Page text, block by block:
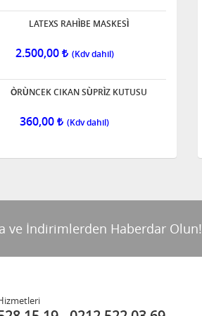
AKREP ( 1 ADEDİ )
24,00
KERTENKELELER ( 1
LATEXS RAHÌBE MASKESÌ
2.500,00
ÒRÙNCEK CIKAN SÙPRÌZ KUTUSU
360,00
ve İndirimlerden Haberdar Olun!